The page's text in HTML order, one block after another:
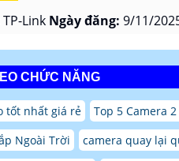
TP-Link Ngày đăng: 9/11/
CHỨC NĂNG
tốt nhất giá rẻ Top 5 Camera
Ngoài Trời
camera quay lại